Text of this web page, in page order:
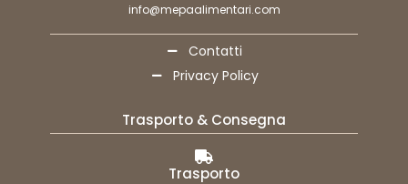
info@mepaalimentari.com
Contatti
Privacy Policy
Trasporto & Consegna
Trasporto